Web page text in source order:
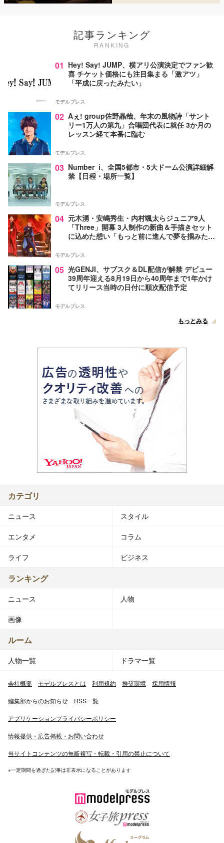
記事ランキング
RANKING
01 Hey! Say! JUMP、横アリ公演決定でファン歓
喜 チケット価格にも注目集まる「激アツ」
「平成に戻ったみたい」
モデルプレス
02 Aぇ! group佐野晶哉、年末の風物詩「サント
リー1万人の第九」合唱団代表に就任 3か月の
レッスン経て本番に臨む
モデルプレス
03 Number_i、全国5都市・5大ドーム公演詳細解
禁【日程・場所一覧】
モデルプレス
04 元木湧・安嶋秀生・内村颯太らジュニア9人
「Three」開幕 3人制作の新曲＆手描きセット
に込めた想い「もっと前に進んで夢を掴みた
モデルプレス
05 光GENJI、サブスク＆DL配信が解禁 デビュー
39周年迎える8月19日から40周年まで1年かけ
てリリース当時の日付に順次配信予定
モデルプレス
もっとみる
カテゴリ
ニュース スタイル
エンタメ コラム
ライフ ビジネス
ランキング
ニュース 人物
画像
ルーム
人物一覧 ドラマ一覧
会社概要 モデルプレスとは 利用規約 推奨環境 採用情報
編集部からのお知らせ RSS一覧
アプリケーションプライバシーポリシー
情報提供・広告掲載・お問い合わせ
当サイトコンテンツの無断複写・転載・引用の禁止について
※一定期間を過ぎた記事は非表示になることがあります